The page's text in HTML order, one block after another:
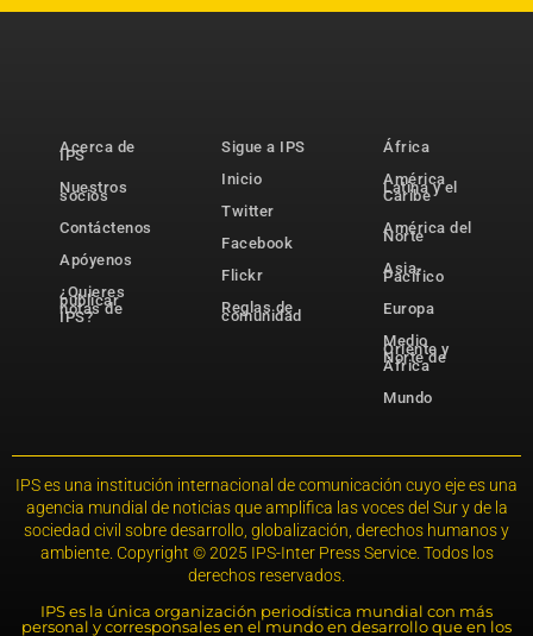
Acerca de
IPS
Nuestros
socios
Contáctenos
Apóyenos
¿Quieres
publicar
notas de
IPS?
Sigue a IPS
Inicio
Twitter
Facebook
Flickr
Reglas de
comunidad
África
América
Latina y el
Caribe
América del
Norte
Asia-
Pacífico
Europa
Medio
Oriente y
Norte de
África
Mundo
IPS es una institución internacional de comunicación cuyo eje es una
agencia mundial de noticias que amplifica las voces del Sur y de la
sociedad civil sobre desarrollo, globalización, derechos humanos y
ambiente. Copyright © 2025 IPS-Inter Press Service. Todos los
derechos reservados.
IPS es la única organización periodística mundial con más
personal y corresponsales en el mundo en desarrollo que en los